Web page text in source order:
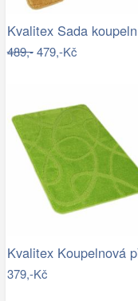
489,-479,-Kč
379,-Kč